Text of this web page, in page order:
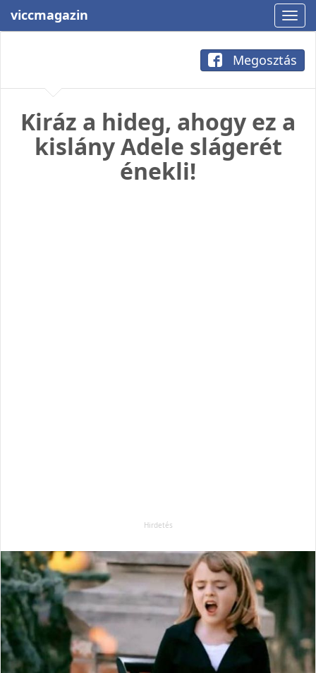
viccmagazin
Megosztás
Kiráz a hideg, ahogy ez a
kislány Adele slágerét
énekli!